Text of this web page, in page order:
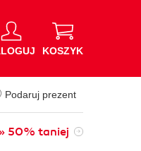
KOSZYK
Podaruj prezent
50% taniej